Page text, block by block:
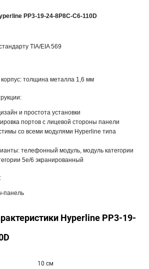
PP3-19-24-8P8C-C6-110D
TIA/EIA 569
толщина металла 1,6 мм
и простота установки
портов с лицевой стороны панели
со всеми модулями Hyperline типа
телефонный модуль, модуль категории
5е/6 экранированный
панель
Hyperline PP3-19-
10 см